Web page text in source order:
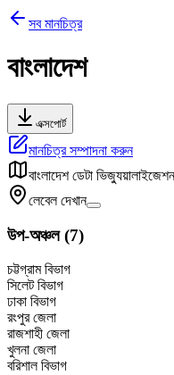
সব মানচিত্র
বাংলাদেশ
এক্সপোর্ট
মানচিত্র সম্পাদনা করুন
বাংলাদেশ ডেটা
লেবেল দেখান
উপ-অঞ্চল(7)
চট্টগ্রাম বিভাগ
সিলেট বিভাগ
ঢাকা বিভাগ
রংপুর জেলা
রাজশাহী জেলা
খুলনা জেলা
বরিশাল বিভাগ